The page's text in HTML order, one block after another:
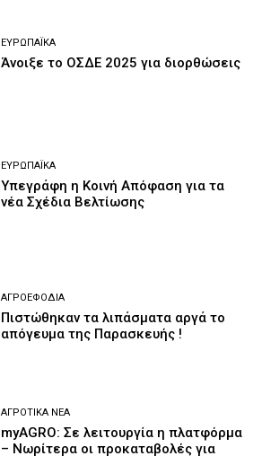
ΕΥΡΩΠΑΪΚΆ
Άνοιξε το ΟΣΔΕ 2025 για διορθώσεις
ΕΥΡΩΠΑΪΚΆ
Υπεγράφη η Κοινή Απόφαση για τα
νέα Σχέδια Βελτίωσης
ΑΓΡΟΕΦΌΔΙΑ
Πιστώθηκαν τα λιπάσματα αργά το
απόγευμα της Παρασκευής !
ΑΓΡΟΤΙΚΆ ΝΈΑ
myAGRO: Σε λειτουργία η πλατφόρμα
– Νωρίτερα οι προκαταβολές για